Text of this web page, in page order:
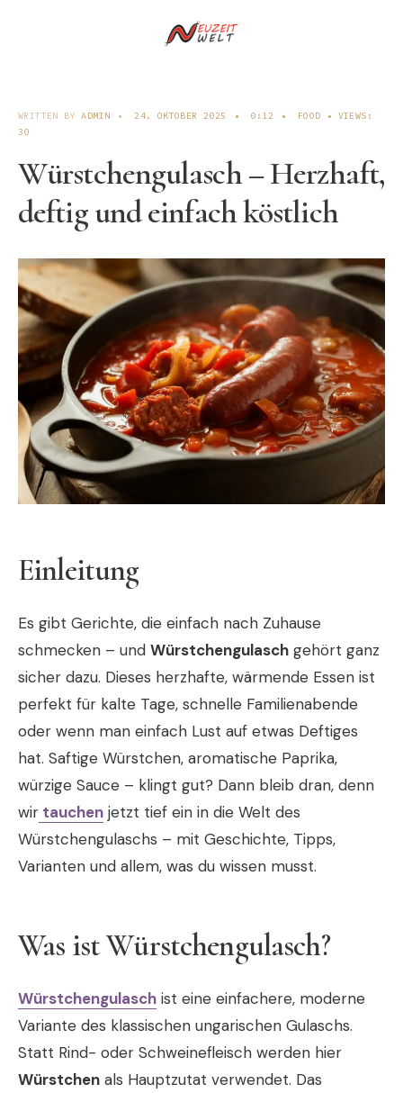
WRITTEN BYADMIN • 24. OKTOBER 2025 • 0:12 • FOOD • VIEWS:
30
Würstchengulasch – Herzhaft,
deftig und einfach köstlich
Einleitung
Es gibt Gerichte, die einfach nach Zuhause
schmecken – und Würstchengulasch gehört ganz
sicher dazu. Dieses herzhafte, wärmende Essen ist
perfekt für kalte Tage, schnelle Familienabende
oder wenn man einfach Lust auf etwas Deftiges
hat. Saftige Würstchen, aromatische Paprika,
würzige Sauce – klingt gut? Dann bleib dran, denn
wir tauchen jetzt tief ein in die Welt des
Würstchengulaschs – mit Geschichte, Tipps,
Varianten und allem, was du wissen musst.
Was ist Würstchengulasch?
Würstchengulasch ist eine einfachere, moderne
Variante des klassischen ungarischen Gulaschs.
Statt Rind- oder Schweinefleisch werden hier
Würstchen als Hauptzutat verwendet. Das